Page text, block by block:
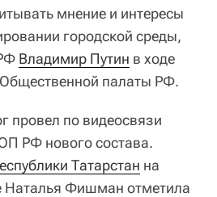
мнение и интересы
городской среды,
Владимир Путин в ходе
палаты РФ.
провел по видеосвязи
РФ нового состава.
Татарстан на
Наталья Фишман отметила